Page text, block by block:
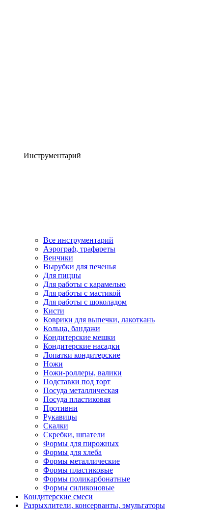
Инструментарий
Все инструментарий
Аэрограф, трафареты
Венчики
Вырубки для печенья
Для пиццы
Для работы с карамелью
Для работы с мастикой
Для работы с шоколадом
Кисти
Коврики для выпечки, лакоткань
Кольца, бандажи
Кондитерские мешки
Кондитерские насадки
Лопатки кондитерские
Ножи
Ножи-роллеры, валики
Подставки под торт
Посуда металлическая
Посуда пластиковая
Противни
Рукавицы
Скалки
Скребки, шпатели
Формы для пирожных
Формы для хлеба
Формы металлические
Формы пластиковые
Формы поликарбонатные
Формы силиконовые
Кондитерские смеси
Разрыхлители, консерванты, эмульгаторы